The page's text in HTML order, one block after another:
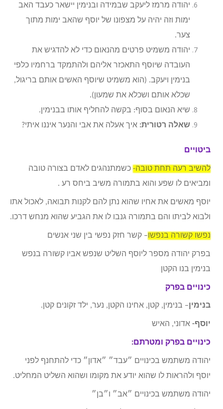
יהודה מרמז ליעקב שבמידה ובנימין יישאר כעבד האב
ימות וזה יהיה על מצפונו של יוסף שהאב ימות מתוך
צער.
יהודה משמיט פרטים מהנאום כדי לא להדגיש את
העובדה שיוסף התאכזר אליהם ולהתמקד ברחמיו כלפי
בנימין ויעקב. (הוא משמיט שיוסף האשים אותם בריגול,
שכלא אותם ושכלא את שמעון).
שיא הנאום בסוף: בקשה להחליף אותו בבנימין.
שאלה רטורית: איך אעלה את אבי והנער איננו איתי?
ביטויים
להשיב רעה תחת טובה- כשמתנהגים לאדם בצורה טובה
ומביאים לו שפע והוא בתמורה משיב ביחס רע .
יוסף מאשים את אחיו שהוא נתן להם לקנות תבואה, לאכול אתו
ולבוא לביתו והם בתמורה גנבו לו את הגביע שהוא מנחש דרכו.
נפשו קשורה בנפשו – קשר חזק נפשי בין שני אנשים
בפרק יהודה מספר ליוסף השליט שנפש אביו קשורה בנפש
בנימין בנו הקטן
כינויים בפרק
בנימין – בנימין, קטן, אחינו הקטן, נער, ילד זקונים קטן.
יוסף- אדוני, האיש
כינויים בפרק ומטרתם:
יהודה משתמש בכינויים ״עבד״ ״אדון״ כדי להתחנף לפני
יוסף ולהראות לו שהוא יודע את מקומו ושהוא השליט המחליט.
יהודה משתמש בכינויים ״אב״ ו״בן״